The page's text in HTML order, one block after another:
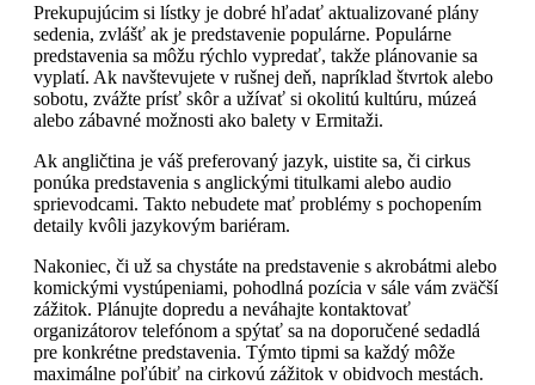
Prekupujúcim si lístky je dobré hľadať aktualizované plány
sedenia, zvlášť ak je predstavenie populárne. Populárne
predstavenia sa môžu rýchlo vypredať, takže plánovanie sa
vyplatí. Ak navštevujete v rušnej deň, napríklad štvrtok alebo
sobotu, zvážte prísť skôr a užívať si okolitú kultúru, múzeá
alebo zábavné možnosti ako balety v Ermitaži.
Ak angličtina je váš preferovaný jazyk, uistite sa, či cirkus
ponúka predstavenia s anglickými titulkami alebo audio
sprievodcami. Takto nebudete mať problémy s pochopením
detaily kvôli jazykovým bariéram.
Nakoniec, či už sa chystáte na predstavenie s akrobátmi alebo
komickými vystúpeniami, pohodlná pozícia v sále vám zväčší
zážitok. Plánujte dopredu a neváhajte kontaktovať
organizátorov telefónom a spýtať sa na doporučené sedadlá
pre konkrétne predstavenia. Týmto tipmi sa každý môže
maximálne poľúbiť na cirkovú zážitok v obidvoch mestách.